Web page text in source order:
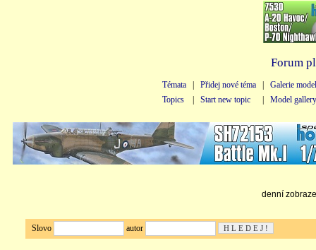
Forum
Témata Přidej nové téma
Galerie
Topics
Start new topic Model gallery
denní
Slovo autor